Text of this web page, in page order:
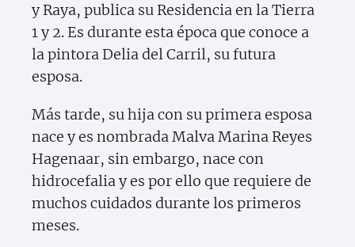
y Raya, publica su Residencia en la Tierra
1 y 2. Es durante esta época que conoce a
la pintora Delia del Carril, su futura
esposa.
Más tarde, su hija con su primera esposa
nace y es nombrada Malva Marina Reyes
Hagenaar, sin embargo, nace con
hidrocefalia y es por ello que requiere de
muchos cuidados durante los primeros
meses.